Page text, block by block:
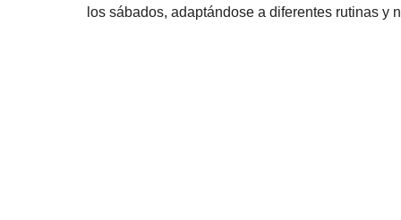
los sábados, adaptándose a diferentes rutinas y